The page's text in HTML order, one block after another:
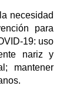
necesidad
para
19: uso
nariz y
mantener